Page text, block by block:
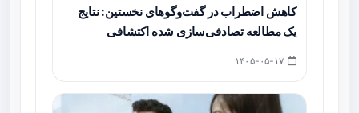
کاهش اضطراب در گفت‌وگوهای نخستین: نتایج
یک مطالعه تصادفی‌سازی شده اکتشافی